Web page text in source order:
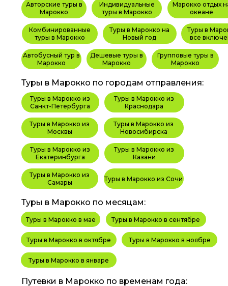
Авторские туры в
Марокко
Туры в Марокко в сентябре
Туры в Марокко в октябре Туры в Марокко в ноябре
Туры в Марокко в январе
Туры в Марокко в мае
Комбинированные
туры в Марокко
Туры в Марокко на
Новый год
Туры в
все
Индивидуальные
туры в Марокко
Марокко отдых
океане
Автобусный тур в
Марокко
Дешевые туры в
Марокко
Групповые туры в
Марокко
Туры в Марокко из
Новосибирска
Туры в Марокко из
Москвы
Туры в Марокко из
Казани
Туры в Марокко из Сочи
Туры в Марокко из
Краснодара
Туры в Марокко из
Самары
Туры в Марокко из
Екатеринбурга
Туры в Марокко из
Санкт-Петербурга
Туры в Марокко по городам отправления:
Туры в Марокко по месяцам:
Путевки в Марокко по временам года: